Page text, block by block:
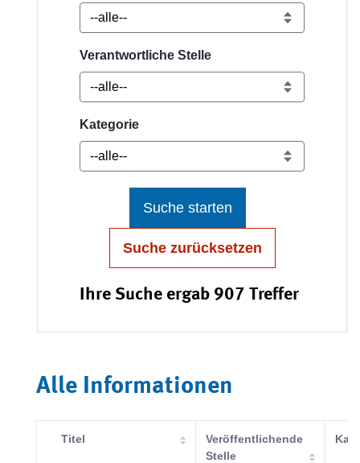
Verantwortliche Stelle
Kategorie
Suche starten
Suche zurücksetzen
Ihre Suche ergab 907 Treffer
Alle Informationen
Titel
Veröffentlichende
Stelle